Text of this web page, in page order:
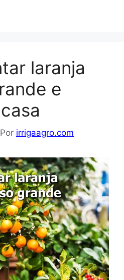
laranja
e
Por irrigaagro.com